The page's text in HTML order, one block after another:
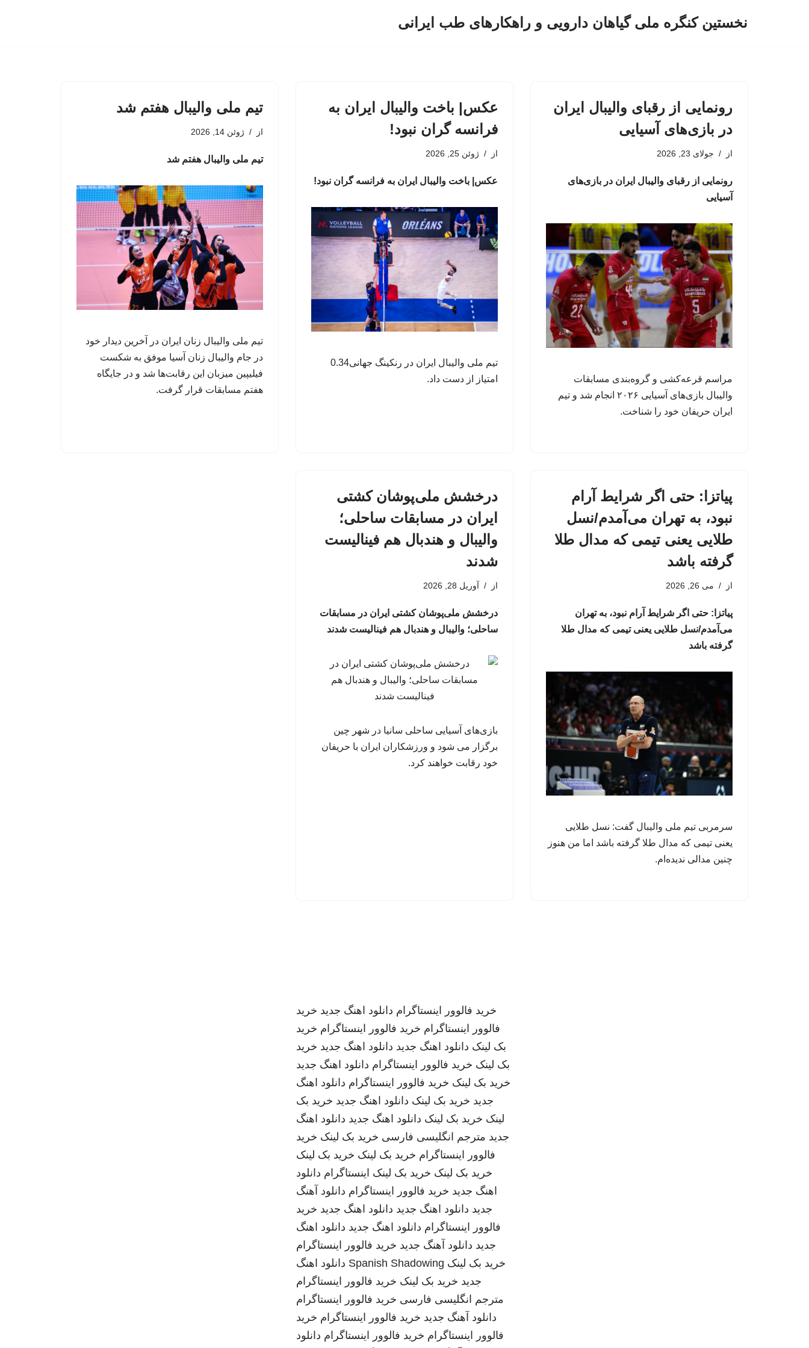
نخستین کنگره ملی گیاهان دارویی و راهکارهای طب ایرانی
رونمایی از رقبای والیبال ایران
در بازی‌های آسیایی
از جولای 23, 2026
رونمایی از رقبای والیبال ایران در بازی‌های
آسیایی
مراسم قرعه‌کشی‌ و گروه‌بندی مسابقات
والیبال بازی‌های آسیایی ۲۰۲۶ انجام شد و تیم
ایران حریفان خود را شناخت.
عکس| باخت والیبال ایران به
فرانسه گران نبود!
از ژوئن 25, 2026
عکس| باخت والیبال ایران به فرانسه گران نبود!
تیم ملی والیبال ایران در رنکینگ جهانی0.34
امتیاز از دست داد.
تیم ملی والیبال هفتم شد
از ژوئن 14, 2026
تیم ملی والیبال هفتم شد
تیم ملی والیبال زنان ایران در آخرین دیدار خود
در جام والیبال زنان آسیا موفق به شکست
فیلیپین میزبان این رقابت‌ها شد و در جایگاه
هفتم مسابقات قرار گرفت.
پیاتزا: حتی اگر شرایط آرام
نبود، به تهران می‌آمدم/نسل
طلایی یعنی تیمی که مدال طلا
گرفته باشد
از می 26, 2026
پیاتزا: حتی اگر شرایط آرام نبود، به تهران
می‌آمدم/نسل طلایی یعنی تیمی که مدال طلا
گرفته باشد
سرمربی تیم ملی والیبال گفت: نسل طلایی
یعنی تیمی که مدال طلا گرفته باشد اما من هنوز
چنین مدالی ندیده‌ام.
درخشش ملی‌پوشان کشتی
ایران در مسابقات ساحلی؛
والیبال و هندبال هم فینالیست
شدند
از آوریل 28, 2026
درخشش ملی‌پوشان کشتی ایران در مسابقات
ساحلی؛ والیبال و هندبال هم فینالیست شدند
بازی‌های آسیایی ساحلی سانیا در شهر چین
برگزار می شود و ورزشکاران ایران با حریفان
خود رقابت خواهند کرد.
خرید فالوور اینستاگرام دانلود اهنگ جدید خرید
فالوور اینستاگرام خرید فالوور اینستاگرام خرید
بک لینک دانلود اهنگ جدید دانلود اهنگ جدید خرید
بک لینک خرید فالوور اینستاگرام دانلود اهنگ جدید
خرید بک لینک خرید فالوور اینستاگرام دانلود اهنگ
جدید خرید بک لینک دانلود اهنگ جدید خرید بک
لینک خرید بک لینک دانلود اهنگ جدید دانلود اهنگ
جدید مترجم انگلیسی فارسی خرید بک لینک خرید
فالوور اینستاگرام خرید بک لینک خرید بک لینک
خرید بک لینک خرید بک لینک اینستاگرام دانلود
اهنگ جدید خرید فالوور اینستاگرام دانلود آهنگ
جدید دانلود اهنگ جدید دانلود اهنگ جدید خرید
فالوور اینستاگرام دانلود اهنگ جدید دانلود اهنگ
جدید دانلود آهنگ جدید خرید فالوور اینستاگرام
خرید بک لینک Spanish Shadowing دانلود اهنگ
جدید خرید بک لینک خرید فالوور اینستاگرام
مترجم انگلیسی فارسی خرید فالوور اینستاگرام
دانلود آهنگ جدید خرید فالوور اینستاگرام خرید
فالوور اینستاگرام خرید فالوور اینستاگرام دانلود